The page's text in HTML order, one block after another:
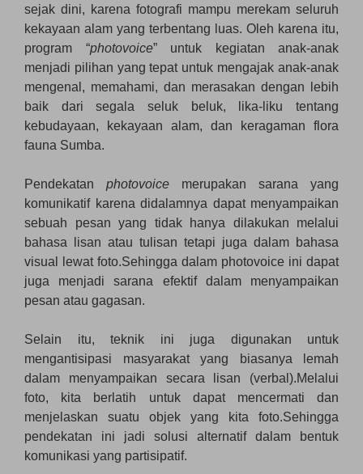
sejak dini, karena fotografi mampu merekam seluruh
kekayaan alam yang terbentang luas. Oleh karena itu,
program “photovoice” untuk kegiatan anak-anak
menjadi pilihan yang tepat untuk mengajak anak-anak
mengenal, memahami, dan merasakan dengan lebih
baik dari segala seluk beluk, lika-liku tentang
kebudayaan, kekayaan alam, dan keragaman flora
fauna Sumba.
Pendekatan photovoice merupakan sarana yang
komunikatif karena didalamnya dapat menyampaikan
sebuah pesan yang tidak hanya dilakukan melalui
bahasa lisan atau tulisan tetapi juga dalam bahasa
visual lewat foto.Sehingga dalam photovoice ini dapat
juga menjadi sarana efektif dalam menyampaikan
pesan atau gagasan.
Selain itu, teknik ini juga digunakan untuk
mengantisipasi masyarakat yang biasanya lemah
dalam menyampaikan secara lisan (verbal).Melalui
foto, kita berlatih untuk dapat mencermati dan
menjelaskan suatu objek yang kita foto.Sehingga
pendekatan ini jadi solusi alternatif dalam bentuk
komunikasi yang partisipatif.